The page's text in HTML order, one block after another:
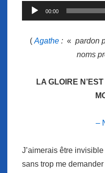
Lecteur
audio
00:00
( Agathe :« pardon
noms
LA GLOIRE
–
J’aimerais être
sans trop me